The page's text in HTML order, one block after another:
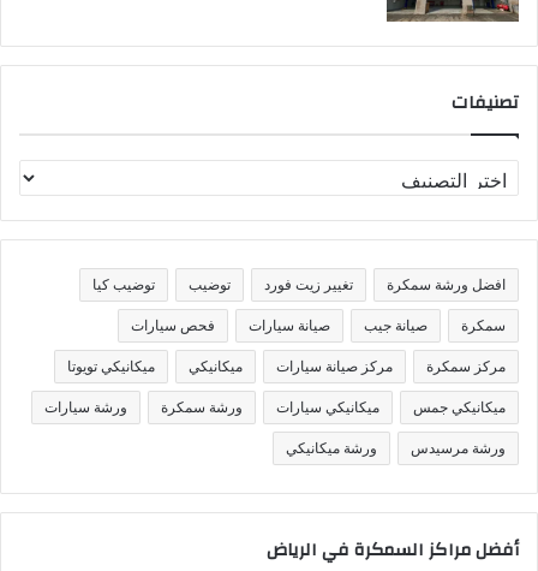
تصنيفات
ص
ن
ف
ا
افضل ورشة سمكرة تغيير زيت فورد توضيب توضيب كيا
سمكرة صيانة جيب صيانة سيارات فحص سيارات
مركز سمكرة مركز صيانة سيارات ميكانيكي ميكانيكي تويوتا
ميكانيكي جمس ميكانيكي سيارات ورشة سمكرة ورشة سيارات
ورشة مرسيدس ورشة ميكانيكي
أفضل مراكز السمكرة في الرياض